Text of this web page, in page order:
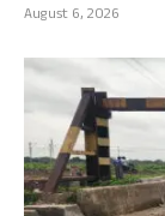
August 6, 2026